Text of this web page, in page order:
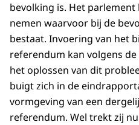
bevolking is. Het
nemen waarvoor bij de
bestaat. Invoering van het
referendum kan volgens
het oplossen van dit
buigt zich in de
vormgeving van een
referendum. Wel trekt zij